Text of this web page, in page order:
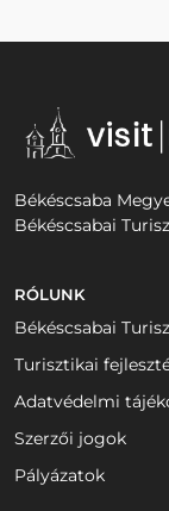
Békéscsaba
Békéscsabai
RÓLUNK
Békéscsabai
Turisztikai
Adatvédelmi
Szerzői jogok
Pályázatok